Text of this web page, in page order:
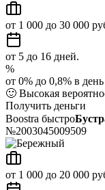
от 1 000 до 30 000
от 5 до 16 дней.
%
от 0% до 0,8% в
🙂 Высокая
Получить деньги
Boostra быстро
№2003045009509
от 1 000 до 20 000